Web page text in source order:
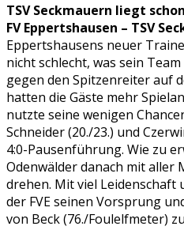
TSV Seckmauern liegt
FV Eppertshausen – TSV
Eppertshausens neuer
nicht schlecht, was sein
gegen den Spitzenreiter auf
hatten die Gäste mehr
nutzte seine wenigen
Schneider (20./23.) und
4:0-Pausenführung. Wie zu
Odenwälder danach mit aller
drehen. Mit viel Leidenschaft
der FVE seinen Vorsprung
von Beck (76./Foulelfmeter)